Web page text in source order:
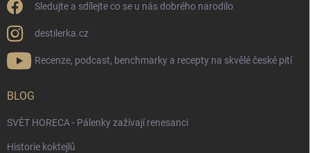
Sledujte a sdílejte co se u nás dobrého narodilo
destilerka.cz
Recenze, podcast, benchmarky a recepty na skvělé české pití
BLOG
SVĚT HORECA - Pálenky zažívají renesanci
Historie koktejlů